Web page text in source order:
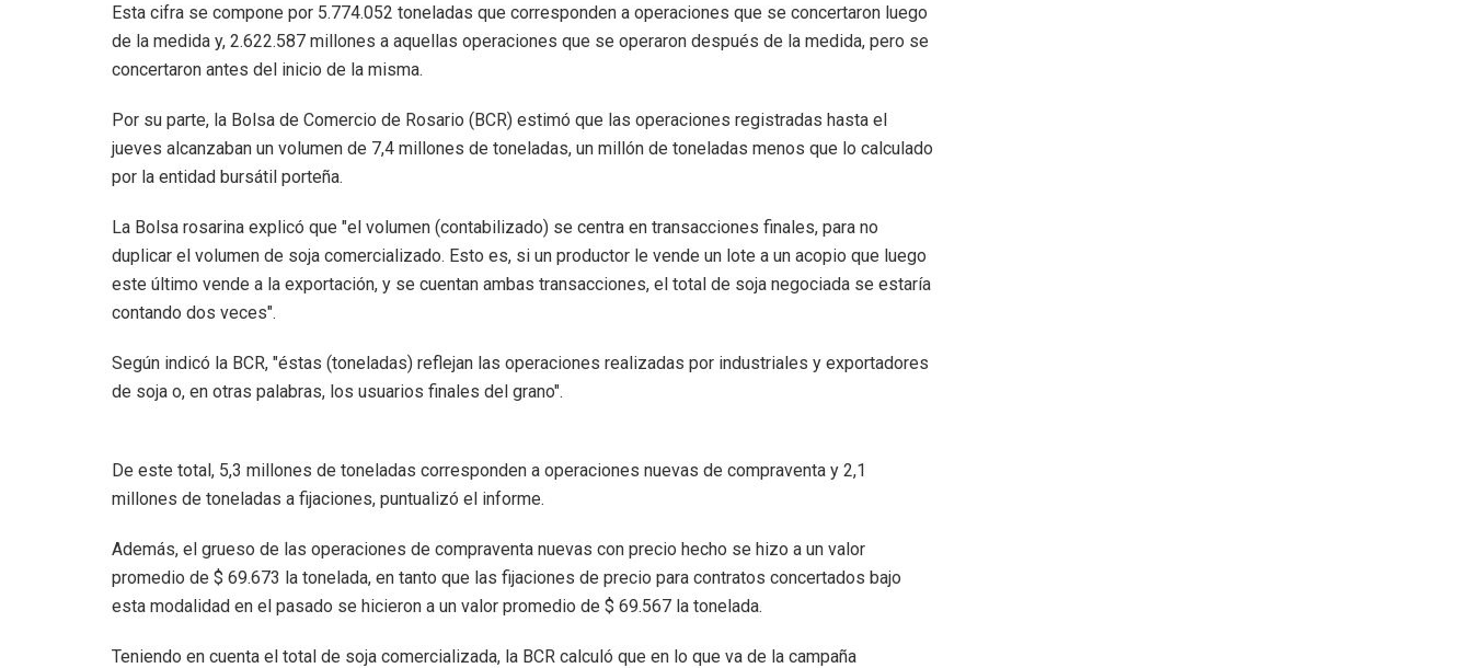
Esta cifra se compone por 5.774.052 toneladas que corresponden a operaciones que se concertaron luego
de la medida y, 2.622.587 millones a aquellas operaciones que se operaron después de la medida, pero se
concertaron antes del inicio de la misma.
Por su parte, la Bolsa de Comercio de Rosario (BCR) estimó que las operaciones registradas hasta el
jueves alcanzaban un volumen de 7,4 millones de toneladas, un millón de toneladas menos que lo calculado
por la entidad bursátil porteña.
La Bolsa rosarina explicó que "el volumen (contabilizado) se centra en transacciones finales, para no
duplicar el volumen de soja comercializado. Esto es, si un productor le vende un lote a un acopio que luego
este último vende a la exportación, y se cuentan ambas transacciones, el total de soja negociada se estaría
contando dos veces".
Según indicó la BCR, "éstas (toneladas) reflejan las operaciones realizadas por industriales y exportadores
de soja o, en otras palabras, los usuarios finales del grano".
De este total, 5,3 millones de toneladas corresponden a operaciones nuevas de compraventa y 2,1
millones de toneladas a fijaciones, puntualizó el informe.
Además, el grueso de las operaciones de compraventa nuevas con precio hecho se hizo a un valor
promedio de $ 69.673 la tonelada, en tanto que las fijaciones de precio para contratos concertados bajo
esta modalidad en el pasado se hicieron a un valor promedio de $ 69.567 la tonelada.
Teniendo en cuenta el total de soja comercializada, la BCR calculó que en lo que va de la campaña